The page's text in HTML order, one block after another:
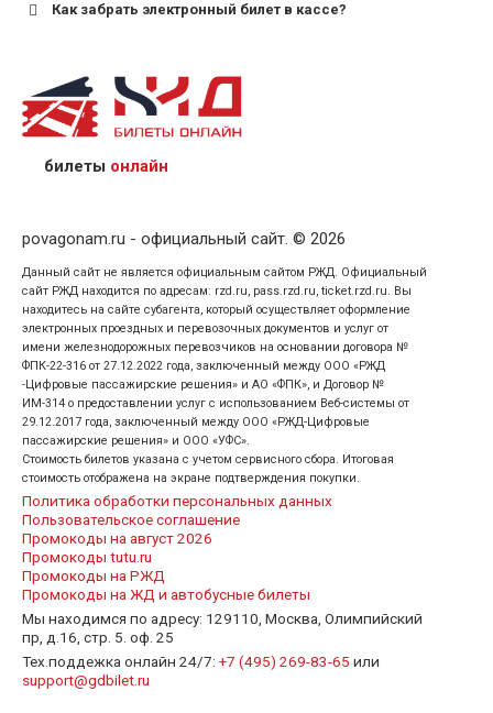
Как забрать электронный билет в кассе?
назвав кассиру 14-значный номер заказа;
предъявив удостоверение личности пассажира, на
кого оформлен билет.
билеты онлайн
povagonam.ru - официальный сайт. © 2026
Данный сайт не является официальным сайтом РЖД. Официальный
сайт РЖД находится по адресам: rzd.ru, pass.rzd.ru, ticket.rzd.ru. Вы
находитесь на сайте субагента, который осуществляет оформление
электронных проездных и перевозочных документов и услуг от
имени железнодорожных перевозчиков на основании договора №
ФПК-22-316 от 27.12.2022 года, заключенный между ООО «РЖД
-Цифровые пассажирские решения» и АО «ФПК», и Договор №
ИМ-314 о предоставлении услуг с использованием Веб-системы от
29.12.2017 года, заключенный между ООО «РЖД-Цифровые
пассажирские решения» и ООО «УФС».
Стоимость билетов указана с учетом сервисного сбора. Итоговая
стоимость отображена на экране подтверждения покупки.
Политика обработки персональных данных
Пользовательское соглашение
Промокоды на август 2026
Промокоды tutu.ru
Промокоды на РЖД
Промокоды на ЖД и автобусные билеты
Мы находимся по адресу: 129110, Москва, Олимпийский
пр, д.16, стр. 5. оф. 25
Тех.поддежка онлайн 24/7: +7 (495) 269-83-65 или
support@gdbilet.ru